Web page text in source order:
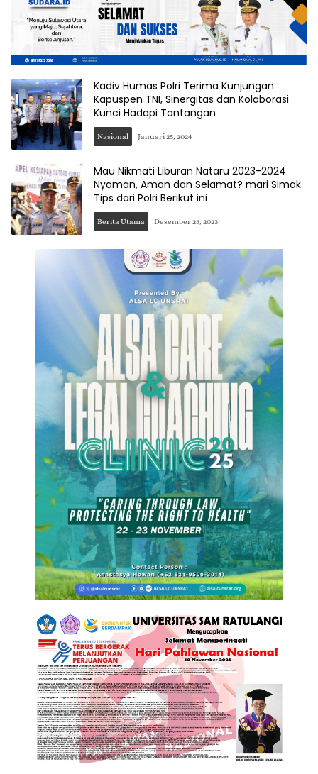
Kadiv Humas Polri Terima Kunjungan
Kapuspen TNI, Sinergitas dan Kolaborasi
Kunci Hadapi Tantangan
Nasional Januari 25, 2024
Mau Nikmati Liburan Nataru 2023-2024
Nyaman, Aman dan Selamat? mari Simak
Tips dari Polri Berikut ini
Berita Utama Desember 23, 2023